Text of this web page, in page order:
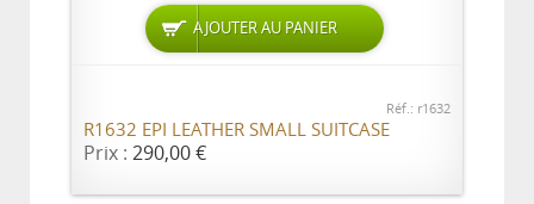
AJOUTER AU PANIER
Réf.: r1632
R1632 EPI LEATHER SMALL SUITCASE
Prix : 290,00 €